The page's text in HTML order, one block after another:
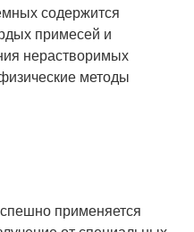
содержится
примесей и
нерастворимых
методы
применяется